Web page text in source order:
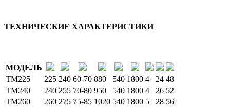
ТЕХНИЧЕСКИЕ ХАРАКТЕРИСТИКИ
МОДЕЛЬ
TM225
225 240 60-70 880 540 1800 4 24 48
TM240
240 255 70-80 950 540 1800 4 26 52
TM260
260 275 75-85 1020 540 1800 5 28 56